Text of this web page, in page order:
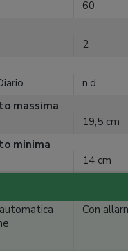
60
2
n.d.
massima
19,5 cm
minima
14 cm
Con